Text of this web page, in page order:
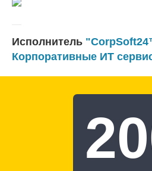
Исполнитель
Корпоративные ИТ